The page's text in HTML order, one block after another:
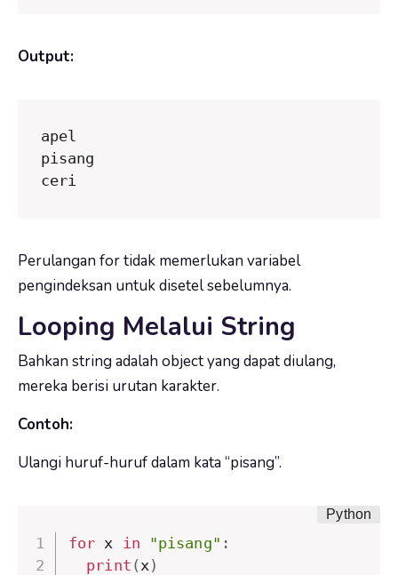
Output:
apel
pisang
ceri
Perulangan fortidak memerlukan variabel
pengindeksan untuk disetel sebelumnya.
Looping Melalui String
Bahkan string adalah object yang dapat diulang,
mereka berisi urutan karakter.
Contoh:
Ulangi huruf-huruf dalam kata “pisang”.
for x in "pisang" :
print ( x )